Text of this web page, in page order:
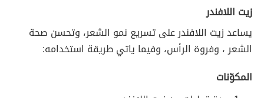
زيت اللافندر
يساعد زيت اللافندر على تسريع نمو الشعر، وتحسن صحة
الشعر ، وفروة الرأس، وفيما ياتي طريقة استخدامه:
المكوّنات